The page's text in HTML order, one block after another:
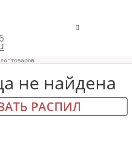
товаров
не найдена
РАСПИЛ